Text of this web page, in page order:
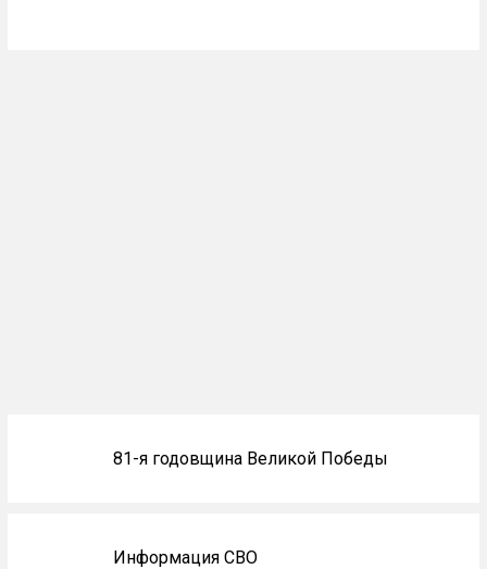
81-я годовщина Великой Победы
Информация СВО